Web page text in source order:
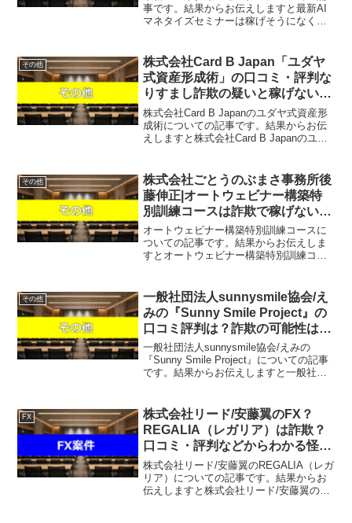
事です。結果からお伝えしますと最新AI
マネタイズセミナーは稼げそうになく、
た。こちらの案件に関して今すぐ知りた
いという方は、『直接...
その他
株式会社Card B Japan「ユダヤ
式資産形成術」の口コミ・評判な
りすまし詐欺の疑いと稼げない実
態を徹底暴露！
株式会社Card B Japanのユダヤ式資産形
成術についての記事です。結果からお伝
えしますと株式会社Card B Japanのユダ
いう結果になりました。SNSやネット...
その他
株式会社ごとうのぶまさ事務所後
藤伸正|オートウェビナー構築特
別訓練コースは詐欺で稼げない？
口コミや評判を徹底調査しまし
た！
オートウェビナー構築特別訓練コースに
ついての記事です。結果からお伝えしま
すとオートウェビナー構築特別訓練コー
という結果になりました。こちらの案件
に関して今すぐ知りたいと...
その他
一般社団法人sunnysmile協会/え
みの『Sunny Smile Project』の
口コミ評判は？詐欺の可能性は？
「看護師ママだからできる理想の
働き方」の実態を解説します！
一般社団法人sunnysmile協会/えみの
『Sunny Smile Project』についての記事
です。結果からお伝えしますと一般社団
LI...
FX
株式会社リード/安藤翼のFX？
REGALIA（レガリア）は詐欺？
口コミ・評判などからわかる怪し
い実態！
株式会社リード/安藤翼のREGALIA（レガ
リア）についての記事です。結果からお
伝えしますと株式会社リード/安藤翼の